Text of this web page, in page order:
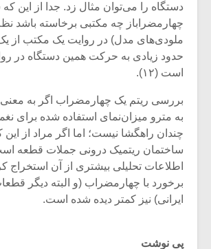
دستگاه را می‌توان مثال زد. جدا از این
چهارمضراباز چه مکتبی برخاسته باشد
ملودی‌های مدل) در روایت یک مکتب از یک
حدود زیادی به حرکت همین دستگاه در
است (۱۲).
بررسی ریتم یک چهارمضراب اگر به
به مترو میزان‌نمای استفاده شده برای
چندان راهگشا نیست؛ اما اگر مراد از این
ساختمان ریتمیک درونی جملات قطعه
اطلاعات تحلیلی بیشتری از آن استخراج
برخورد با چهارمضراب (و البته دیگر
ایرانی) نیز کمتر دیده شده است.
پی نوشت